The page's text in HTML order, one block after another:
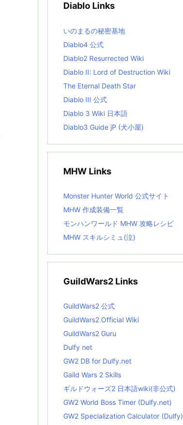
e
i
s
t
Diablo Links
いのまるの秘密基地
Diablo4 公式
Diablo2 Resurrected Wiki
Diablo II: Lord of Destruction Wiki
The Eternal Death Star
Diablo III 公式
Diablo 3 Wiki 日本語
Diablo3 Guide jP (犬小屋)
MHW Links
Monster Hunter World 公式サイト
MHW 作成装備一覧
モンハンワールド MHW 攻略レシピ
MHW スキルシミュ(泣)
GuildWars2 Links
GuildWars2 公式
GuildWars2 Official Wiki
GuildWars2 Guru
Dulfy net
GW2 DB for Dulfy.net
Gaild Wars 2 Skills
ギルドウォーズ2 日本語wiki(非公式)
GW2 World Boss Timer (Dulfy.net)
GW2 Specialization Calculator (Dulfy)